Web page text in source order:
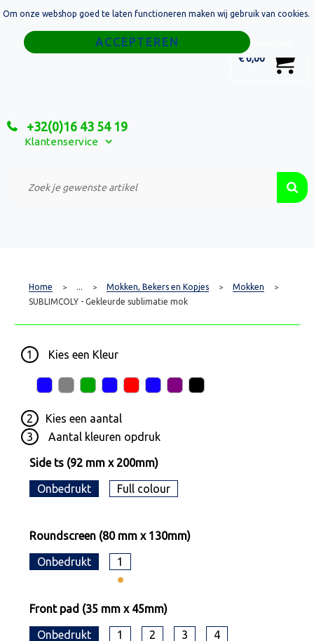
€ 0,00
+32(0)16 43 54 19
Klantenservice
Home
Relatiegeschenken
Custom Made Projecten
Home > ... > Mokken, Bekers en Kopjes > Mokken >
SUBLIMCOLY - Gekleurde sublimatie mok
1 Kies een Kleur
2 Kies een aantal
3
Aantal kleuren opdruk
Side ts (92 mm x 200mm)
Onbedrukt Full colour
Roundscreen (80 mm x 130mm)
Onbedrukt 1
Front pad (35 mm x 45mm)
Onbedrukt 1 2 3 4
Om onze webshop goed te laten functioneren maken wij gebruik van cookies.